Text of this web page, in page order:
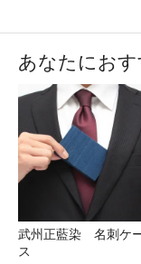
あなたにお
武州正藍染 名刺ケ
ス